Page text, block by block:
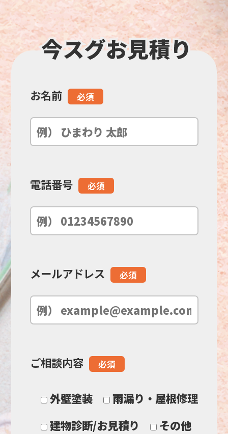
こ
の
フ
ル
空
ま
お名前 必須
電話番号 必須
メールアドレス 必須
ご相談内容 必須
外壁塗装
雨漏り・屋根修理
建物診断/お見積り
その他